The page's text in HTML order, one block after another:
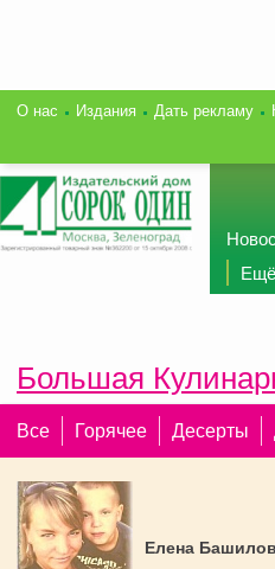
О нас Издания Дать рекламу
Ещё
Большая
Все Горячее Десерты
Елена